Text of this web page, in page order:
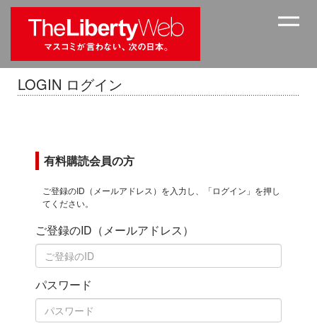
LOGIN ログイン
有料購読会員の方
ご登録のID（メールアドレス）を入力し、「ログイン」を押し
てください。
ご登録のID（メールアドレス）
パスワード